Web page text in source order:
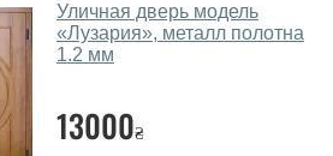
Уличная дверь модель
«Лузария», металл полотна
1.2 мм
13000₴